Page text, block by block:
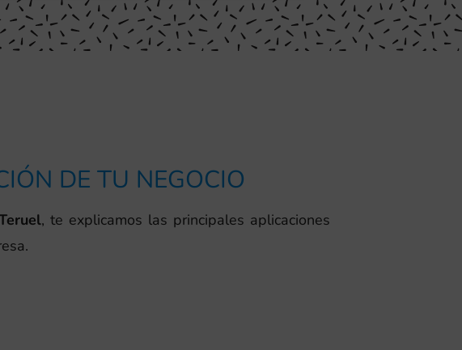
DE TU NEGOCIO
, te explicamos las principales aplicaciones